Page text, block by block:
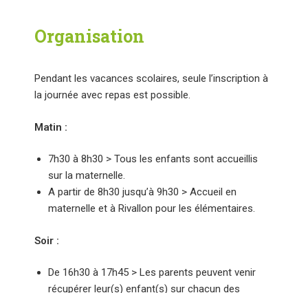
Organisation
Pendant les vacances scolaires, seule l’inscription à
la journée avec repas est possible.
Matin :
7h30 à 8h30 > Tous les enfants sont accueillis
sur la maternelle.
A partir de 8h30 jusqu’à 9h30 > Accueil en
maternelle et à Rivallon pour les élémentaires.
Soir :
De 16h30 à 17h45 > Les parents peuvent venir
récupérer leur(s) enfant(s) sur chacun des